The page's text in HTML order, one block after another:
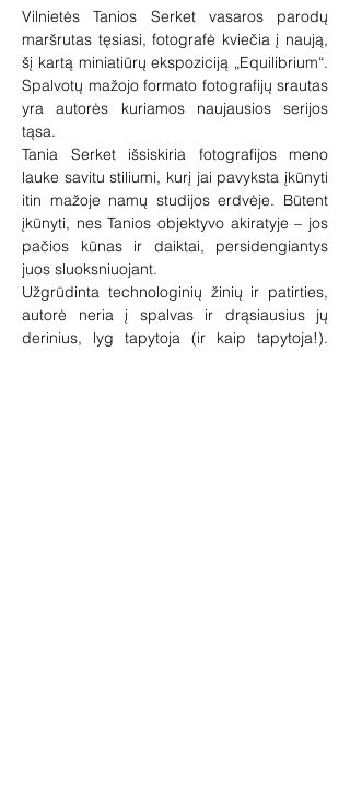
Vilnietės Tanios Serket vasaros parodų
maršrutas tęsiasi, fotografė kviečia į naują,
šį kartą miniatiūrų ekspoziciją „Equilibrium“.
Spalvotų mažojo formato fotografijų srautas
yra autorės kuriamos naujausios serijos
tąsa.
Tania Serket išsiskiria fotografijos meno
lauke savitu stiliumi, kurį jai pavyksta įkūnyti
itin mažoje namų studijos erdvėje. Būtent
įkūnyti, nes Tanios objektyvo akiratyje – jos
pačios kūnas ir daiktai, persidengiantys
juos sluoksniuojant.
Užgrūdinta technologinių žinių ir patirties,
autorė neria į spalvas ir drąsiausius jų
derinius, lyg tapytoja (ir kaip tapytoja!).